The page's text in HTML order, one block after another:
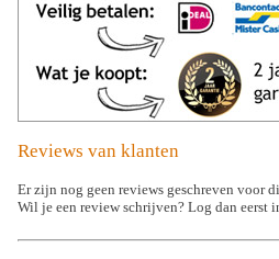
Reviews van klanten
Er zijn nog geen reviews geschreven voor
Wil je een review schrijven? Log dan eerst